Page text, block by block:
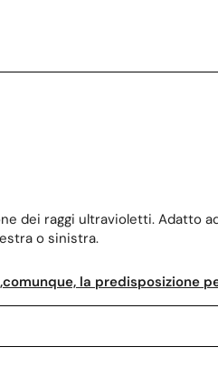
dei raggi ultravioletti.
o sinistra.
la predisposizione